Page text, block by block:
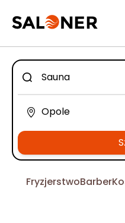
FryzjerstwoBarber